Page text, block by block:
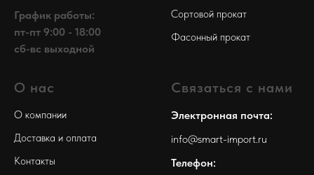
График работы:
пт-пт 9:00 - 18:00
сб-вс выходной
Сортовой прокат
Фасонный прокат
О нас
О компании
Доставка и оплата
Контакты
Связаться с нами
Электронная почта:
info@smart-import.ru
Телефон: